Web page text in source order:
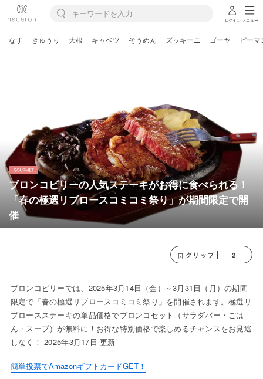
ログイン メニュー
なす きゅうり 大根 キャベツ そうめん ズッキーニ ゴーヤ ピーマ
ブロンコビリーの人気ステーキがお得に食べられる！
「春の極選リブロースコミコミ祭り」が期間限定で開
催
クリップ 2
ブロンコビリーでは、2025年3月14日（金）～3月31日（月）の期間
限定で「春の極選リブロースコミコミ祭り」を開催されます。極選リ
ブロースステーキの単品価格でブロンコセット（サラダバー・ごは
ん・スープ）が無料に！お得な特別価格で楽しめるチャンスをお見逃
しなく！ 2025年3月17日 更新
簡単投票でAmazonギフトカードGET！